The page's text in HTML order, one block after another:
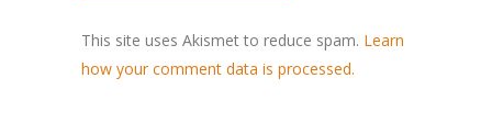
This site uses Akismet to reduce spam. Learn
how your comment data is processed.